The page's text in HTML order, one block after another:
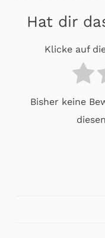
Hat dir
Klicke auf
Bisher keine